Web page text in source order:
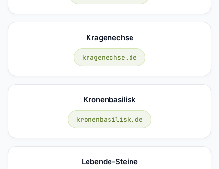
Kragenechse
kragenechse.de
Kronenbasilisk
kronenbasilisk.de
Lebende-Steine